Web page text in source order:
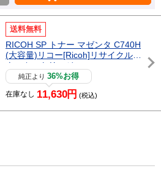
送料無料
RICOH SP トナー マゼンタ C740H
(大容量)リコー[Ricoh]リサイクルト
ナーカートリッジ
純正より36%お得
在庫なし 11,630円 (税込)